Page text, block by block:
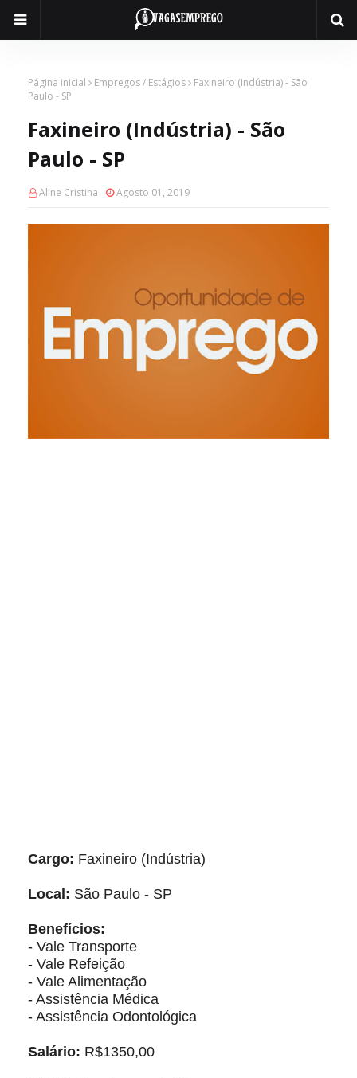
Página inicial Empregos / Estágios
Faxineiro (Indústria) - São
Paulo - SP
Faxineiro (Indústria) - São
Paulo - SP
Aline Cristina Agosto 01, 2019
Cargo: Faxineiro (Indústria)
Local: São Paulo - SP
Benefícios:
- Vale Transporte
- Vale Refeição
- Vale Alimentação
- Assistência Médica
- Assistência Odontológica
Salário: R$1350,00